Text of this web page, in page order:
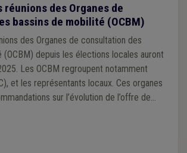
réunions des Organes de
bassins de mobilité (OCBM)
des Organes de consultation des
(OCBM) depuis les élections locales auront
Les OCBM regroupent notamment
et les représentants locaux. Ces organes
sur l’évolution de l’offre de